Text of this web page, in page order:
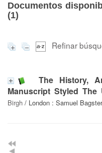
Documentos
(1)
Refinar
The History,
Manuscript Styled The
Birgh / London : Samuel